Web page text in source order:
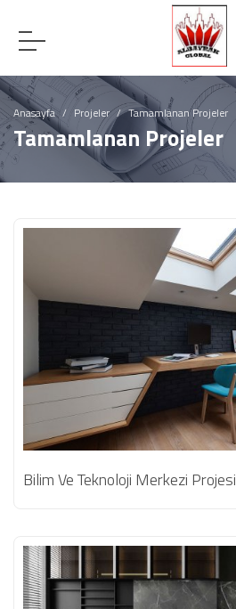
Anasayfa Projeler Tamamlanan Projeler
Tamamlanan Projeler
Bilim Ve Teknoloji Merkezi Projesi